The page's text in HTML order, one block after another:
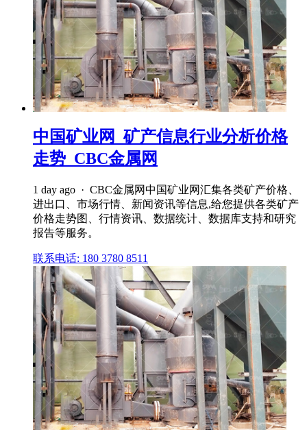
中国矿业网_矿产信息行业分析价格
走势_CBC金属网
1 day ago · CBC金属网中国矿业网汇集各类矿产价格、
进出口、市场行情、新闻资讯等信息,给您提供各类矿产
价格走势图、行情资讯、数据统计、数据库支持和研究
报告等服务。
联系电话: 180 3780 8511